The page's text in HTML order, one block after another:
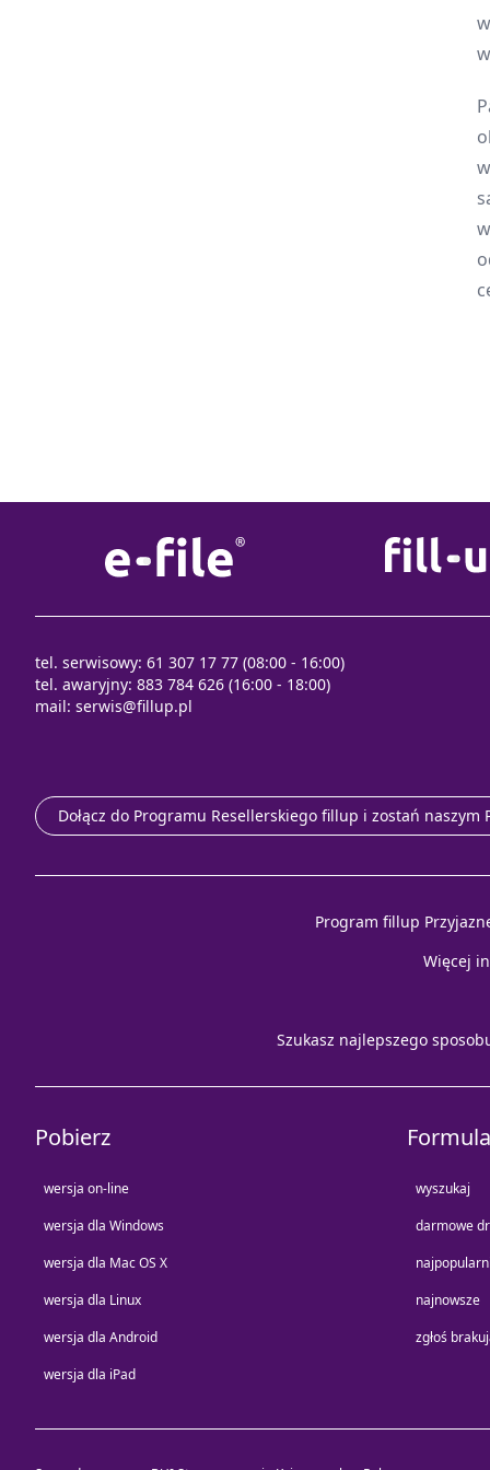
tel. serwisowy: 61 307 17 77 (08:00 - 16:00)
tel. awaryjny: 883 784 626 (16:00 - 18:00)
mail: serwis@fillup.pl
Dołącz do Programu Resellerskiego fillup i zostań naszym
Program fillup
Więcej
Szukasz najlepszego
Pobierz
wersja on-line
wersja dla Windows
wersja dla Mac OS X
wersja dla Linux
wersja dla Android
wersja dla iPad
wyszukaj
darmowe
najnowsze
zgłoś